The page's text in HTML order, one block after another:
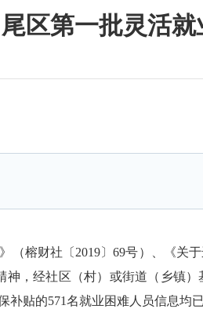
区第一批灵活
榕财社〔2019〕69号）、《关
神，经社区（村）或街道（乡镇
补贴的571名就业困难人员信息均